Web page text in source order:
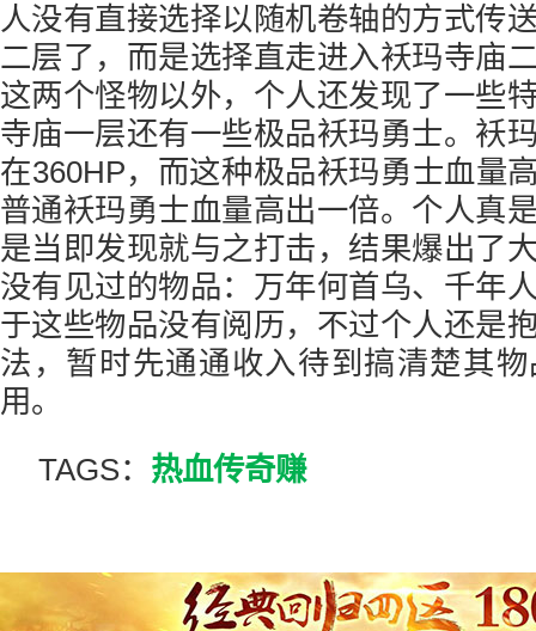
人没有直接选择以随机卷轴的方式传
二层了，而是选择直走进入袄玛寺庙
这两个怪物以外，个人还发现了一些
寺庙一层还有一些极品袄玛勇士。袄
在360HP，而这种极品袄玛勇士血量
普通袄玛勇士血量高出一倍。个人真
是当即发现就与之打击，结果爆出了
没有见过的物品：万年何首乌、千年
于这些物品没有阅历，不过个人还是
法，暂时先通通收入待到搞清楚其
用。
TAGS： 热血传奇赚